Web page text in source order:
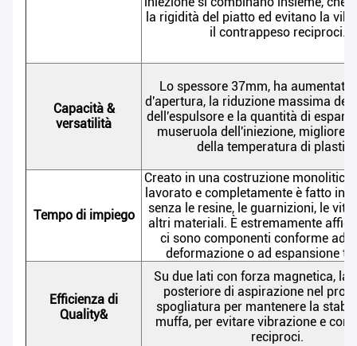
la rigidità del piatto ed evitano la
il contrappeso reciproci.
Capacità &
versatilità
Lo spessore 37mm, ha aumentato
d'apertura, la riduzione massima
dell'espulsore e la quantità di
museruola dell'iniezione, migliore
della temperatura di
Tempo di impiego
Creato in una costruzione monolitica:
lavorato e completamente è fatto in
senza le resine, le guarnizioni, le viti,
altri materiali. È estremamente
ci sono componenti conforme ad
deformazione o ad espansione
Efficienza di
Quality&
Su due lati con forza magnetica, la
posteriore di aspirazione nel
spogliatura per mantenere la
muffa, per evitare vibrazione e
reciproci.